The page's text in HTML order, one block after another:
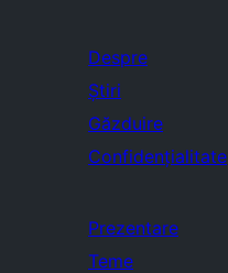
Despre
Știri
Găzduire
Confidențialitate
Prezentare
Teme